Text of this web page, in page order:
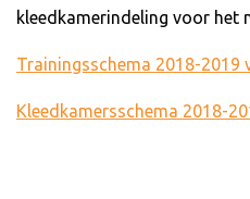
kleedkamerindeling voor het
Trainingsschema 2018-2019
Kleedkamersschema 2018-